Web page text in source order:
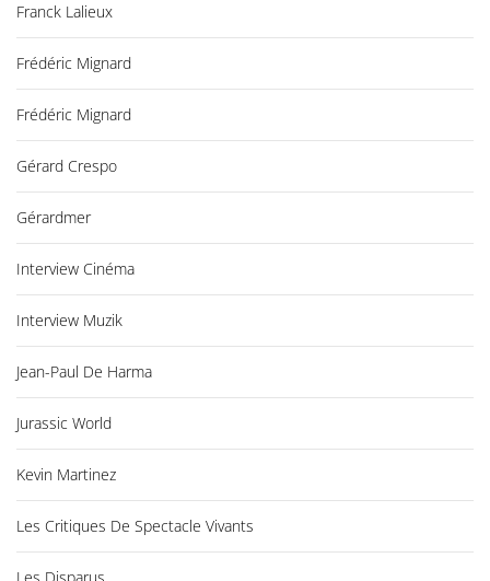
Franck Lalieux
Frédéric Mignard
Frédéric Mignard
Gérard Crespo
Gérardmer
Interview Cinéma
Interview Muzik
Jean-Paul De Harma
Jurassic World
Kevin Martinez
Les Critiques De Spectacle Vivants